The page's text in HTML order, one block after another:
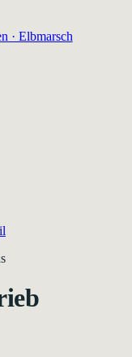
· Elbmarsch